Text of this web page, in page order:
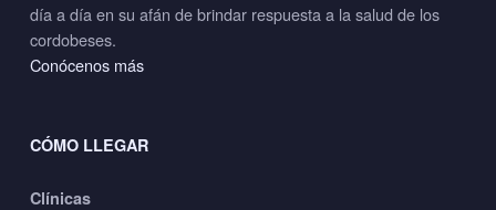
día a día en su afán de brindar respuesta a la salud de los
cordobeses.
Conócenos más
CÓMO LLEGAR
Clínicas